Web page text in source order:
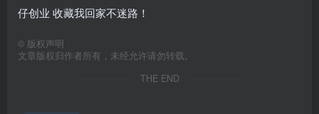
仔创业 收藏我回家不迷路！
© 版权声明
文章版权归作者所有，未经允许请勿转载。
THE END